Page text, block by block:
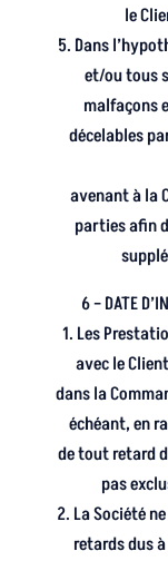
le
5. Dans
et/ou tous
malfaçons
décelables
avenant à la
parties afin
6 – DATE
1. Les
avec le
dans la
échéant, en
de tout retard
pas
2. La Société
retards dus